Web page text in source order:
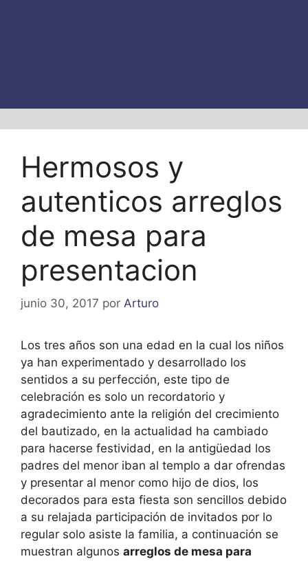
Hermosos y
autenticos arreglos
de mesa para
presentacion
junio 30, 2017 por Arturo
Los tres años son una edad en la cual los niños
ya han experimentado y desarrollado los
sentidos a su perfección, este tipo de
celebración es solo un recordatorio y
agradecimiento ante la religión del crecimiento
del bautizado, en la actualidad ha cambiado
para hacerse festividad, en la antigüedad los
padres del menor iban al templo a dar ofrendas
y presentar al menor como hijo de dios, los
decorados para esta fiesta son sencillos debido
a su relajada participación de invitados por lo
regular solo asiste la familia, a continuación se
muestran algunos arreglos de mesa para